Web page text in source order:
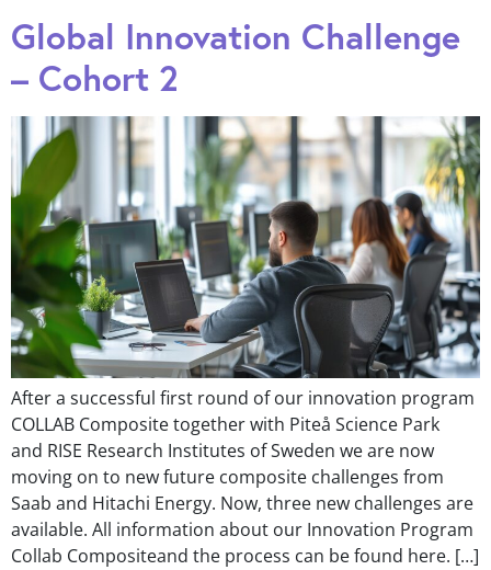
Global Innovation Challenge
– Cohort 2
After a successful first round of our innovation program
COLLAB Composite together with Piteå Science Park
and RISE Research Institutes of Sweden we are now
moving on to new future composite challenges from
Saab and Hitachi Energy. Now, three new challenges are
available. All information about our Innovation Program
Collab Compositeand the process can be found here. […]